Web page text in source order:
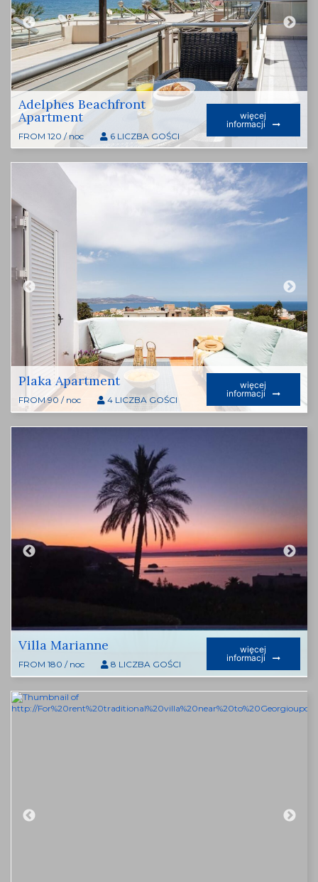
Adelphes Beachfront
Apartment
FROM 120 / noc 6 LICZBA GOŚCI
więcej
informacji
Plaka Apartment
FROM 90 / noc 4 LICZBA GOŚCI
więcej
informacji
Villa Marianne
FROM 180 / noc 8 LICZBA GOŚCI
więcej
informacji